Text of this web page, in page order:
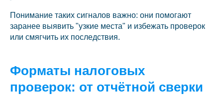
Понимание таких сигналов важно: они помогают
заранее выявить "узкие места" и избежать проверок
или смягчить их последствия.
Форматы налоговых
проверок: от отчётной сверки